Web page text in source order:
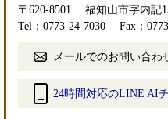
〒620-8501
福知山市字内記
Tel：0773-24-7030
Fax：
メールでのお問い合わ
24時間対応のLINE AI